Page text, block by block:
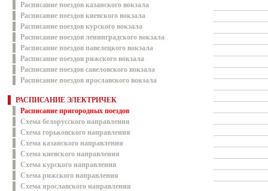
Расписание поездов казанского вокзала
Расписание поездов киевского вокзала
Расписание поездов курского вокзала
Расписание поездов ленинградского вокзала
Расписание поездов павелецкого вокзала
Расписание поездов рижского вокзала
Расписание поездов савеловского вокзала
Расписание поездов ярославского вокзала
РАСПИСАНИЕ ЭЛЕКТРИЧЕК
Расписание пригородных поездов
Схема белорусского направления
Схема горьковского направления
Схема казанского направления
Схема киевского направления
Схема курского направления
Схема рижского направления
Схема ярославского направления